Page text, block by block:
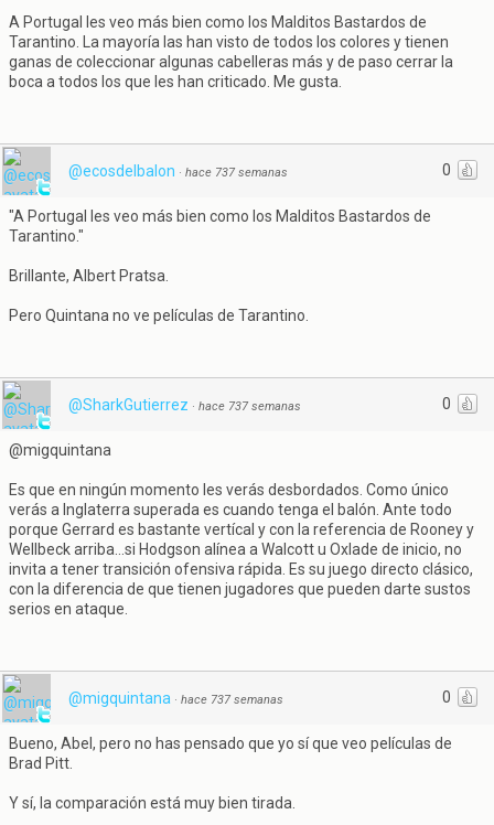
A Portugal les veo más bien como los Malditos Bastardos de
Tarantino. La mayoría las han visto de todos los colores y tienen
ganas de coleccionar algunas cabelleras más y de paso cerrar la
boca a todos los que les han criticado. Me gusta.
0
@ecosdelbalon · hace 737 semanas
"A Portugal les veo más bien como los Malditos Bastardos de
Tarantino."
Brillante, Albert Pratsa.
Pero Quintana no ve películas de Tarantino.
0
@SharkGutierrez · hace 737 semanas
@migquintana
Es que en ningún momento les verás desbordados. Como único
verás a Inglaterra superada es cuando tenga el balón. Ante todo
porque Gerrard es bastante vertícal y con la referencia de Rooney y
Wellbeck arriba...si Hodgson alínea a Walcott u Oxlade de inicio, no
invita a tener transición ofensiva rápida. Es su juego directo clásico,
con la diferencia de que tienen jugadores que pueden darte sustos
serios en ataque.
0
@migquintana · hace 737 semanas
Bueno, Abel, pero no has pensado que yo sí que veo películas de
Brad Pitt.
Y sí, la comparación está muy bien tirada.